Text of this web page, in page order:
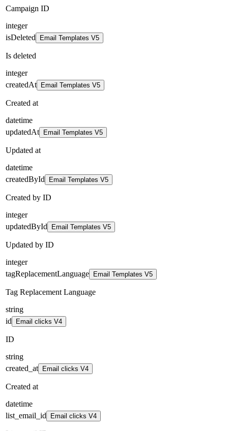
Campaign ID
integer
isDeleted
Email Templates V5
Is deleted
integer
createdAt
Email Templates V5
Created at
datetime
updatedAt
Email Templates V5
Updated at
datetime
createdById
Email Templates V5
Created by ID
integer
updatedById
Email Templates V5
Updated by ID
integer
tagReplacementLanguage
Email Templates V5
Tag Replacement Language
string
id
Email clicks V4
ID
string
created_at
Email clicks V4
Created at
datetime
list_email_id
Email clicks V4